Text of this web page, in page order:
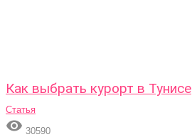
Как выбрать курорт в Тунисе
Статья
 30590